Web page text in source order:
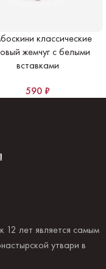
классические
жемчуг с белыми
вставками
590 ₽
12 лет является самым
утвари в